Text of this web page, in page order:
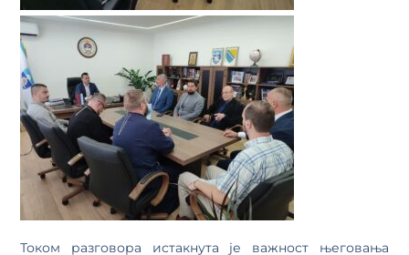
Током разговора истакнута је важност његовања